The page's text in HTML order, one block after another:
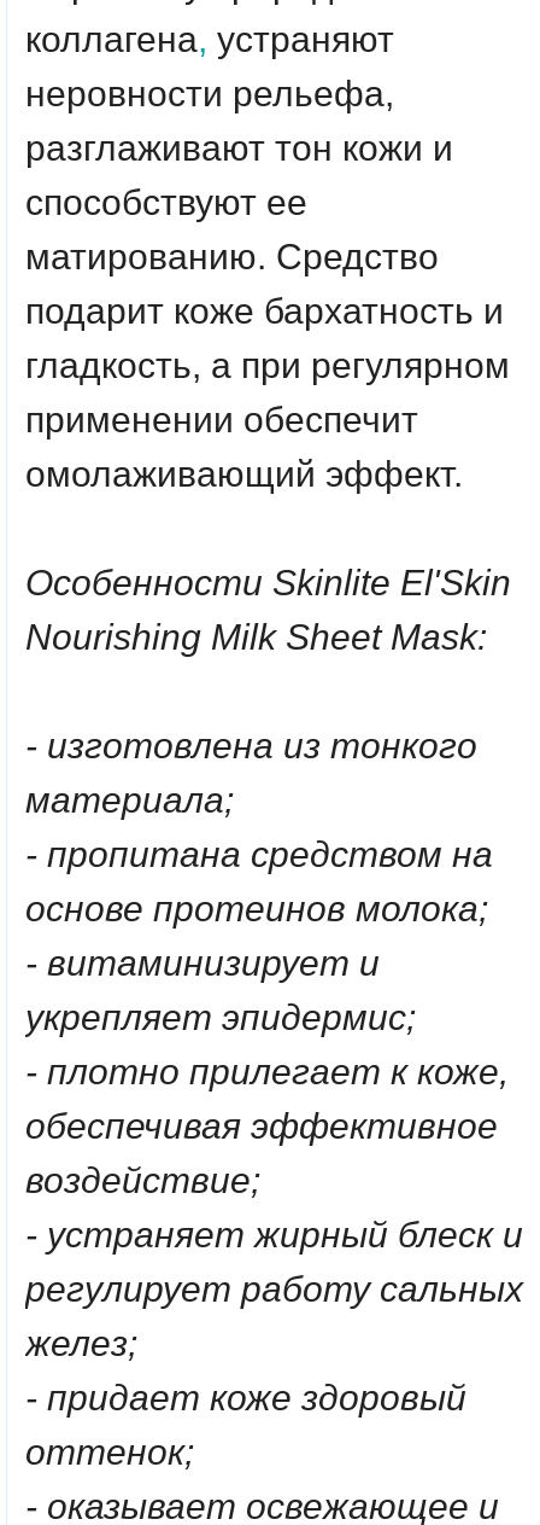
коллагена, устраняют
неровности рельефа,
разглаживают тон кожи и
способствуют ее
матированию. Средство
подарит коже бархатность и
гладкость, а при регулярном
применении обеспечит
омолаживающий эффект.
Особенности Skinlite El'Skin
Nourishing Milk Sheet Mask:
- изготовлена из тонкого
материала;
- пропитана средством на
основе протеинов молока;
- витаминизирует и
укрепляет эпидермис;
- плотно прилегает к коже,
обеспечивая эффективное
воздействие;
- устраняет жирный блеск и
регулирует работу сальных
желез;
- придает коже здоровый
оттенок;
- оказывает освежающее и